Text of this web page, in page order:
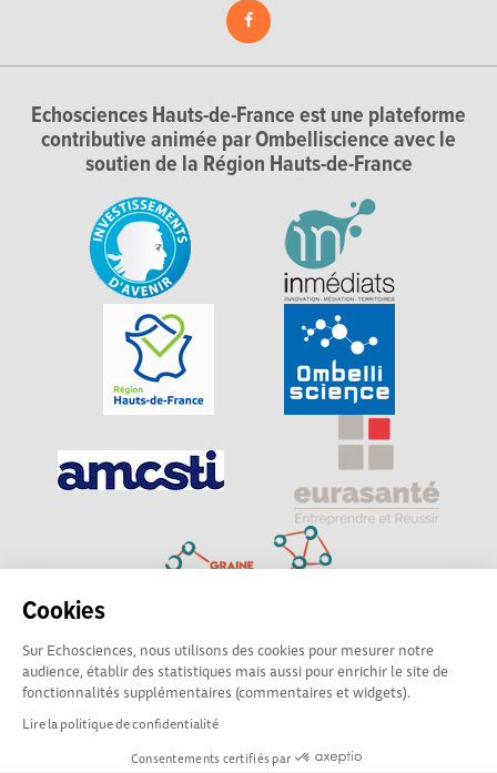
Cookies
Sur Echosciences, nous utilisons des cookies pour mesurer notre
audience, établir des statistiques mais aussi pour enrichir le site de
fonctionnalités supplémentaires (commentaires et widgets).
Lire la politique de confidentialité
Consentements certifiés par
Echosciences Hauts-de-France est une plateforme
contributive animée par Ombelliscience avec le
soutien de la Région Hauts-de-France
Explorer, s’exprimer, rentrer en contact : Echosciences
Hauts-de-France est le réseau social des amateurs de
sciences et de technologies du territoire
Mentions légales|Politique de confidentialité